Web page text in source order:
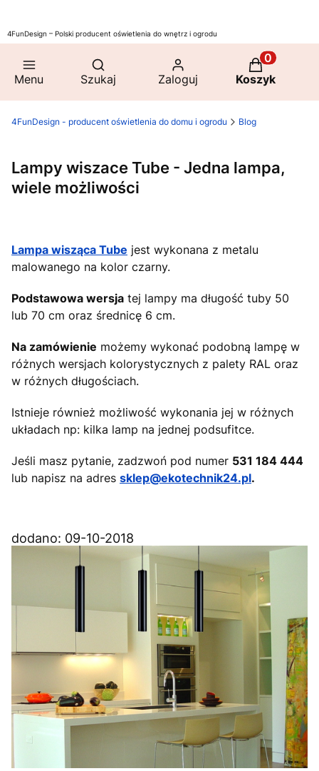
4FunDesign – Polski producent oświetlenia do wnętrz i ogrodu
Menu
Otwórz wyszukiwarkę
Szukaj Zaloguj
Produkty
Koszyk
4FunDesign - producent oświetlenia do domu i ogrodu Blog
Lampy wiszace Tube - Jedna lampa,
wiele możliwości
Lampa wisząca Tube jest wykonana z metalu
malowanego na kolor czarny.
Podstawowa wersja tej lampy ma długość tuby 50
lub 70 cm oraz średnicę 6 cm.
Na zamówienie możemy wykonać podobną lampę w
różnych wersjach kolorystycznych z palety RAL oraz
w różnych długościach.
Istnieje również możliwość wykonania jej w różnych
układach np: kilka lamp na jednej podsufitce.
Jeśli masz pytanie, zadzwoń pod numer 531 184 444
lub napisz na adres sklep@ekotechnik24.pl.
dodano: 09-10-2018